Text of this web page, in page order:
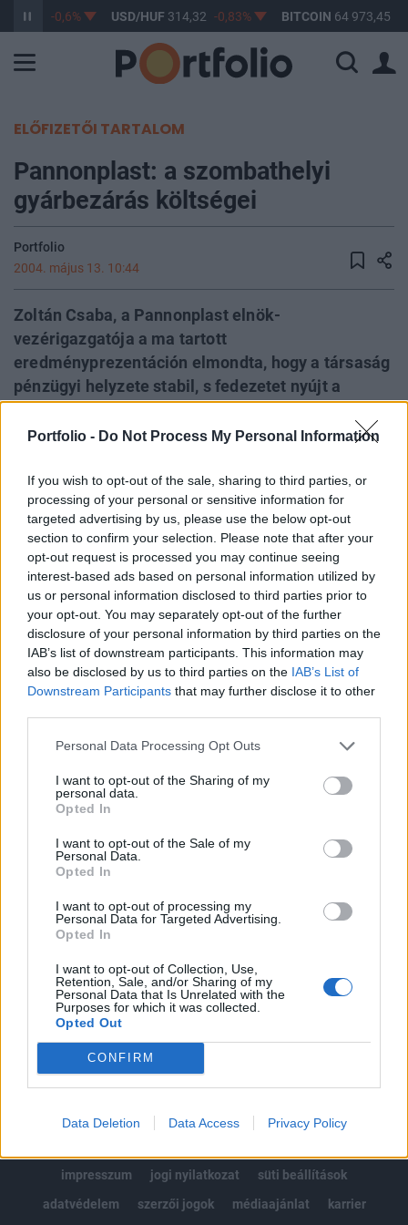
Portfolio - Do Not Process My Personal Information
If you wish to opt-out of the sale, sharing to third parties, or
processing of your personal or sensitive information for
targeted advertising by us, please use the below opt-out
section to confirm your selection. Please note that after your
opt-out request is processed you may continue seeing
interest-based ads based on personal information utilized by
us or personal information disclosed to third parties prior to
your opt-out. You may separately opt-out of the further
disclosure of your personal information by third parties on the
IAB’s list of downstream participants. This information may
also be disclosed by us to third parties on the IAB’s List of
Downstream Participants that may further disclose it to other
Personal Data Processing Opt Outs
I want to opt-out of the Sharing of my
personal data.
Opted In
I want to opt-out of the Sale of my
Personal Data.
Opted In
I want to opt-out of processing my
Personal Data for Targeted Advertising.
Opted In
I want to opt-out of Collection, Use,
Retention, Sale, and/or Sharing of my
Personal Data that Is Unrelated with the
Purposes for which it was collected.
Opted Out
CONFIRM
Data Deletion Data Access Privacy Policy
363,22 -0,6% USD/HUF314,32 -0,83% BITCOIN64 973,45
ELŐFIZETŐI TARTALOM
Pannonplast: a szombathelyi
gyárbezárás költségei
Portfolio
2004. május 13. 10:44
Zoltán Csaba, a Pannonplast elnök-
vezérigazgatója a ma tartott
eredményprezentáción elmondta, hogy a társaság
pénzügyi helyzete stabil, s fedezetet nyújt a
reorganizáció során első lépésben végrehajtott
átalakítás jó úton halad.
Zoltán Csaba beszámolt arról, hogy az elmúlt negyedévben
nőtt a külföldiek (+2.4%) aránya a tulajdonosi struktúrán
belül. Orbán Krisztián, stratégiai igazgató elmondta, hogy a
bázisidőszakihoz képest felmutatott EBITDA csökkenés
60%-a Moldinnak volt betudható. A szombathelyi gyár
áttelepítése jelentős hatékonyságnövekedéssel jár. A bezárt
gyár termelését...
KEDVES OLVASÓNK!
A keresett cikk a portfolio.hu hírarchívumához
regisztrációhoz kötött.
Portfolio.hu teljes cikkarchívum
Kötéslisták: BÉT elmúlt 2 év napon belüli
MÁR ELŐFIZETŐNK VAGY?BEJELENTKEZÉS
impresszum
jogi nyilatkozat
süti beállítások
adatvédelem
szerzői jogok médiaajánlat karrier